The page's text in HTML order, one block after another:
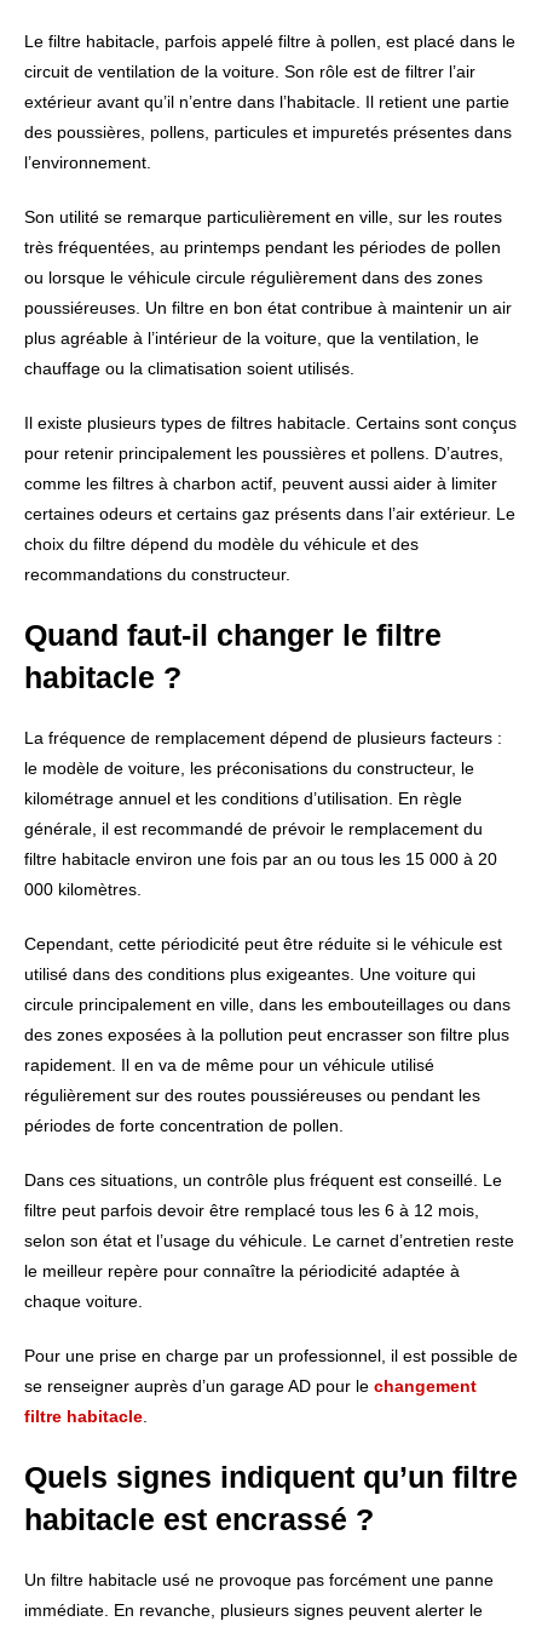
Le filtre habitacle, parfois appelé filtre à pollen, est placé dans le
circuit de ventilation de la voiture. Son rôle est de filtrer l’air
extérieur avant qu’il n’entre dans l’habitacle. Il retient une partie
des poussières, pollens, particules et impuretés présentes dans
l’environnement.
Son utilité se remarque particulièrement en ville, sur les routes
très fréquentées, au printemps pendant les périodes de pollen
ou lorsque le véhicule circule régulièrement dans des zones
poussiéreuses. Un filtre en bon état contribue à maintenir un air
plus agréable à l’intérieur de la voiture, que la ventilation, le
chauffage ou la climatisation soient utilisés.
Il existe plusieurs types de filtres habitacle. Certains sont conçus
pour retenir principalement les poussières et pollens. D’autres,
comme les filtres à charbon actif, peuvent aussi aider à limiter
certaines odeurs et certains gaz présents dans l’air extérieur. Le
choix du filtre dépend du modèle du véhicule et des
recommandations du constructeur.
Quand faut-il changer le filtre
habitacle ?
La fréquence de remplacement dépend de plusieurs facteurs :
le modèle de voiture, les préconisations du constructeur, le
kilométrage annuel et les conditions d’utilisation. En règle
générale, il est recommandé de prévoir le remplacement du
filtre habitacle environ une fois par an ou tous les 15 000 à 20
000 kilomètres.
Cependant, cette périodicité peut être réduite si le véhicule est
utilisé dans des conditions plus exigeantes. Une voiture qui
circule principalement en ville, dans les embouteillages ou dans
des zones exposées à la pollution peut encrasser son filtre plus
rapidement. Il en va de même pour un véhicule utilisé
régulièrement sur des routes poussiéreuses ou pendant les
périodes de forte concentration de pollen.
Dans ces situations, un contrôle plus fréquent est conseillé. Le
filtre peut parfois devoir être remplacé tous les 6 à 12 mois,
selon son état et l’usage du véhicule. Le carnet d’entretien reste
le meilleur repère pour connaître la périodicité adaptée à
chaque voiture.
Pour une prise en charge par un professionnel, il est possible de
se renseigner auprès d’un garage AD pour le changement
filtre habitacle.
Quels signes indiquent qu’un filtre
habitacle est encrassé ?
Un filtre habitacle usé ne provoque pas forcément une panne
immédiate. En revanche, plusieurs signes peuvent alerter le